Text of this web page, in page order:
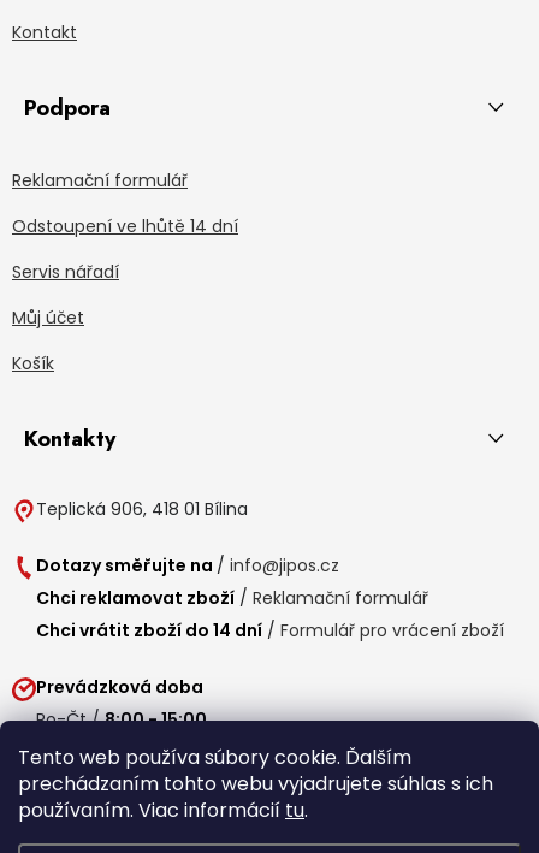
Tento web používa súbory cookie. Ďalším
prechádzaním tohto webu vyjadrujete súhlas s ich
používaním. Viac informácií tu.
Kontakt
Podpora
Reklamační formulář
Odstoupení ve lhůtě 14 dní
Servis nářadí
Můj účet
Košík
Kontakty
Teplická 906, 418 01 Bílina
Dotazy směřujte na / info@jipos.cz
Chci reklamovat zboží / Reklamační formulář
Chci vrátit zboží do 14 dní / Formulář pro vrácení zboží
Prevádzková doba
Po-Čt /8:00 - 15:00
Pá / 7:30 - 14:30
Obedňajšia prestávka /11:00 - 11:30